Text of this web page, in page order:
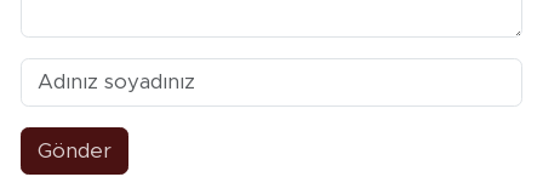
Gönder